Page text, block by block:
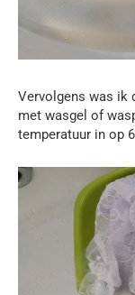
Vervolgens was ik
met wasgel of
temperatuur in op